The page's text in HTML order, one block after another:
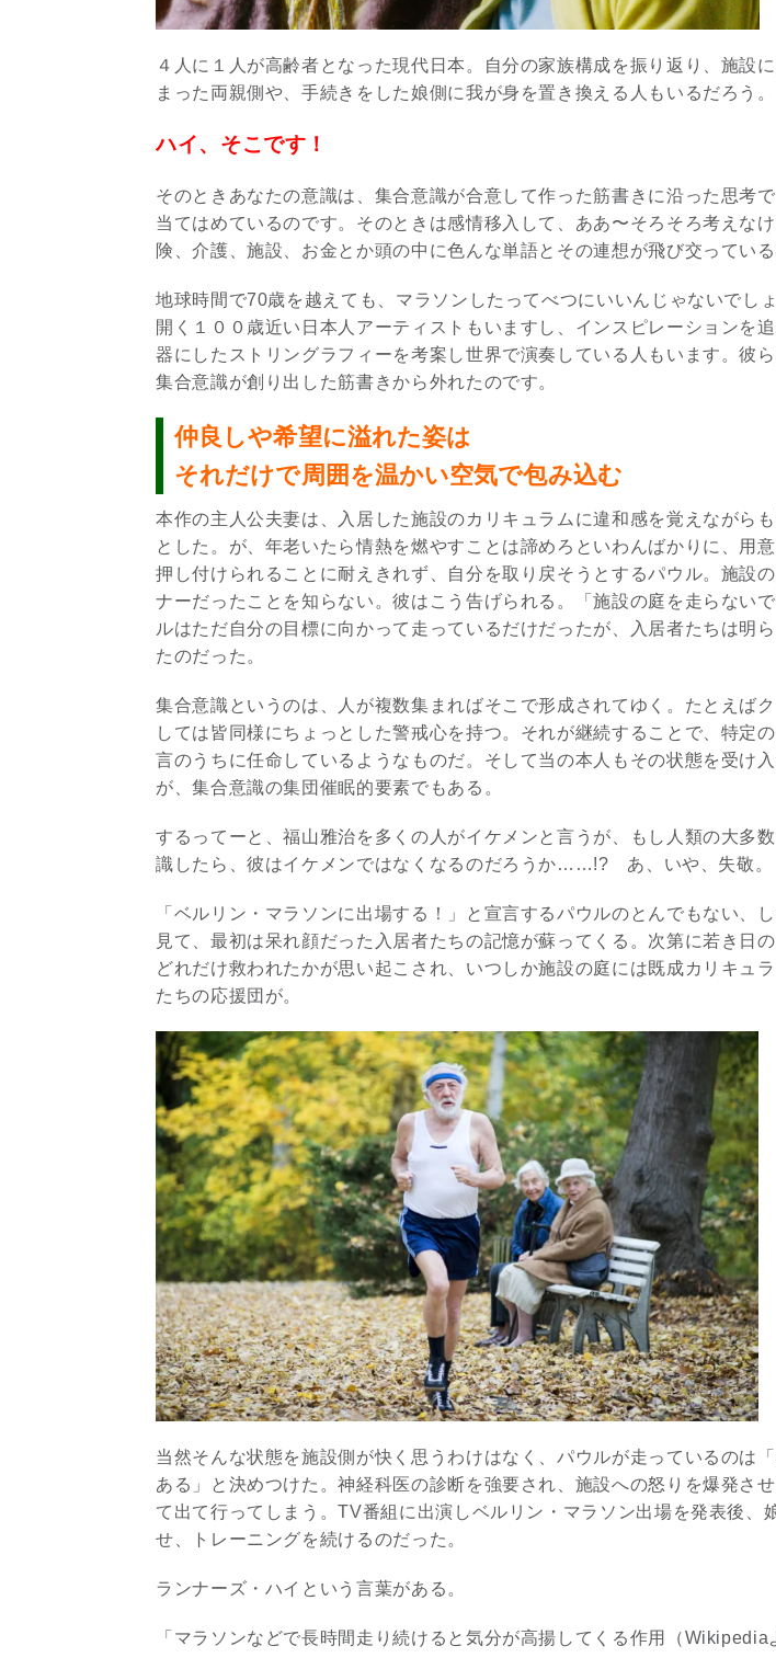
４人に１人が高齢者となった現代日本。自分の家族構成を振り返り、施設
まった両親側や、手続きをした娘側に我が身を置き換える人もいるだろう。
ハイ、そこです！
そのときあなたの意識は、集合意識が合意して作った筋書きに沿った思考
当てはめているのです。そのときは感情移入して、ああ〜そろそろ考えな
険、介護、施設、お金とか頭の中に色んな単語とその連想が飛び交っている
地球時間で70歳を越えても、マラソンしたってべつにいいんじゃないでし
開く１００歳近い日本人アーティストもいますし、インスピレーションを
器にしたストリングラフィーを考案し世界で演奏している人もいます。彼
集合意識が創り出した筋書きから外れたのです。
仲良しや希望に溢れた姿は
それだけで周囲を温かい空気で包み込む
本作の主人公夫妻は、入居した施設のカリキュラムに違和感を覚えながら
とした。が、年老いたら情熱を燃やすことは諦めろといわんばかりに、用
押し付けられることに耐えきれず、自分を取り戻そうとするパウル。施設
ナーだったことを知らない。彼はこう告げられる。「施設の庭を走らない
ルはただ自分の目標に向かって走っているだけだったが、入居者たちは明
たのだった。
集合意識というのは、人が複数集まればそこで形成されてゆく。たとえば
しては皆同様にちょっとした警戒心を持つ。それが継続することで、特定
言のうちに任命しているようなものだ。そして当の本人もその状態を受け
が、集合意識の集団催眠的要素でもある。
するってーと、福山雅治を多くの人がイケメンと言うが、もし人類の大多
識したら、彼はイケメンではなくなるのだろうか……!? あ、いや、失敬。
「ベルリン・マラソンに出場する！」と宣言するパウルのとんでもない、
見て、最初は呆れ顔だった入居者たちの記憶が蘇ってくる。次第に若き日
どれだけ救われたかが思い起こされ、いつしか施設の庭には既成カリキュ
たちの応援団が。
当然そんな状態を施設側が快く思うわけはなく、パウルが走っているのは
ある」と決めつけた。神経科医の診断を強要され、施設への怒りを爆発さ
て出て行ってしまう。TV番組に出演しベルリン・マラソン出場を発表後、
せ、トレーニングを続けるのだった。
ランナーズ・ハイという言葉がある。
「マラソンなどで長時間走り続けると気分が高揚してくる作用（Wikipedia
8/29.30
アルジ